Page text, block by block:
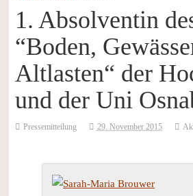
1. Absolventin
“Boden,
Altlasten“ der
und der Uni
Pressemitteilung 29. November 2015